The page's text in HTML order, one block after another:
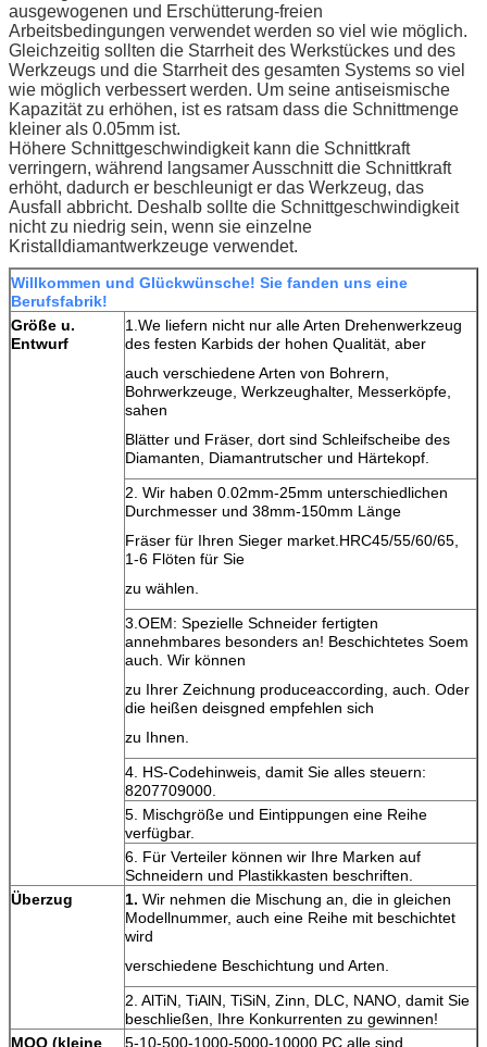
ausgewogenen und Erschütterung-freien
Arbeitsbedingungen verwendet werden so viel wie möglich.
Gleichzeitig sollten die Starrheit des Werkstückes und des
Werkzeugs und die Starrheit des gesamten Systems so viel
wie möglich verbessert werden. Um seine antiseismische
Kapazität zu erhöhen, ist es ratsam dass die Schnittmenge
kleiner als 0.05mm ist.
Höhere Schnittgeschwindigkeit kann die Schnittkraft
verringern, während langsamer Ausschnitt die Schnittkraft
erhöht, dadurch er beschleunigt er das Werkzeug, das
Ausfall abbricht. Deshalb sollte die Schnittgeschwindigkeit
nicht zu niedrig sein, wenn sie einzelne
Kristalldiamantwerkzeuge verwendet.
Willkommen und Glückwünsche! Sie fanden uns eine
Berufsfabrik!
Größe u.
Entwurf
1.We liefern nicht nur alle Arten Drehenwerkzeug
des festen Karbids der hohen Qualität, aber
auch verschiedene Arten von Bohrern,
Bohrwerkzeuge, Werkzeughalter, Messerköpfe,
sahen
Blätter und Fräser, dort sind Schleifscheibe des
Diamanten, Diamantrutscher und Härtekopf.
2. Wir haben 0.02mm-25mm unterschiedlichen
Durchmesser und 38mm-150mm Länge
Fräser für Ihren Sieger market.HRC45/55/60/65,
1-6 Flöten für Sie
zu wählen.
3.OEM: Spezielle Schneider fertigten
annehmbares besonders an! Beschichtetes Soem
auch. Wir können
zu Ihrer Zeichnung produceaccording, auch. Oder
die heißen deisgned empfehlen sich
zu Ihnen.
4. HS-Codehinweis, damit Sie alles steuern:
8207709000.
5. Mischgröße und Eintippungen eine Reihe
verfügbar.
6. Für Verteiler können wir Ihre Marken auf
Schneidern und Plastikkasten beschriften.
Überzug
1. Wir nehmen die Mischung an, die in gleichen
Modellnummer, auch eine Reihe mit beschichtet
wird
verschiedene Beschichtung und Arten.
2. AlTiN, TiAlN, TiSiN, Zinn, DLC, NANO, damit Sie
beschließen, Ihre Konkurrenten zu gewinnen!
MOQ (kleine
5-10-500-1000-5000-10000 PC alle sind